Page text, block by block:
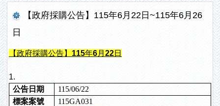
【政府採購公告】115年6月22日~115年6月26
日
【政府採購公告】115年6月22日
1.
公告日期
115/06/22
標案案號
115GA031